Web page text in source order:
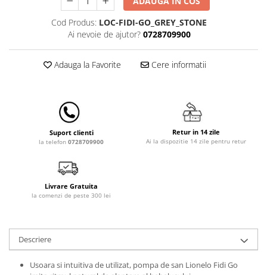
Lampi de veghe
Mobilier BirouCod Produs: LOC-FIDI-GO_GREY_STONE
Ai nevoie de ajutor? 0728709900
Adauga la Favorite Cere informatii
Suport clienti
la telefon 0728709900
Retur in 14 zile
Ai la dispozitie 14 zile pentru retur
Livrare Gratuita
la comenzi de peste 300 lei
Descriere
Usoara si intuitiva de utilizat, pompa de san Lionelo Fidi Go